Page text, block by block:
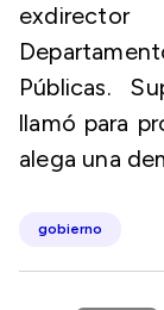
Públicas.
llamó para
alega una
gobierno